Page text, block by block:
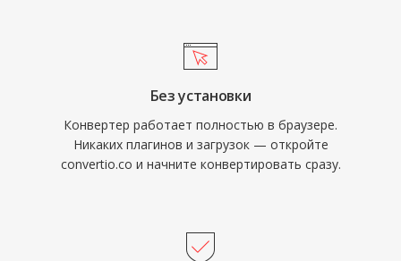
современные кодеки заменили Flash-
доставку, файлы FLV по-прежнему хранятся
системах.
меньшем битрейте, чем MP3, и превосходит
низкая задержка делает его обязательным
кодеком для WebRTC, поэтому каждый
современный браузер поставляется с
декодером Opus. WhatsApp, Discord, Zoom и
Без установки
Конвертер работает полностью в браузере.
Никаких плагинов и загрузок — откройте
convertio.co и начните конвертировать сразу.